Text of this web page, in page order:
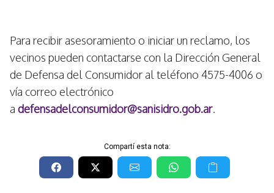
Para recibir asesoramiento o iniciar un reclamo, los
vecinos pueden contactarse con la Dirección General
de Defensa del Consumidor al teléfono 4575-4006 o
vía correo electrónico
a defensadelconsumidor@sanisidro.gob.ar.
Compartí esta nota: